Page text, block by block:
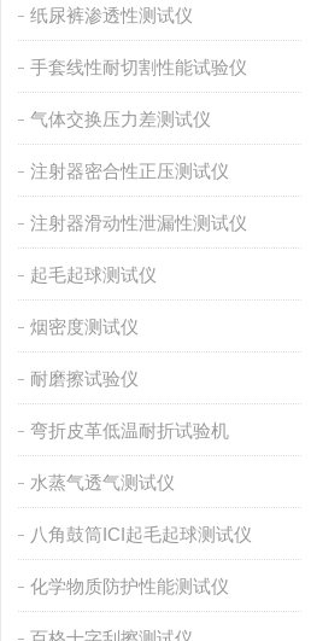
纸尿裤渗透性测试仪
手套线性耐切割性能试验仪
气体交换压力差测试仪
注射器密合性正压测试仪
注射器滑动性泄漏性测试仪
起毛起球测试仪
烟密度测试仪
耐磨擦试验仪
弯折皮革低温耐折试验机
水蒸气透气测试仪
八角鼓筒ICI起毛起球测试仪
化学物质防护性能测试仪